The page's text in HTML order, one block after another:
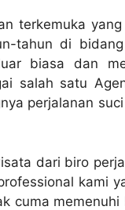
terkemuka
tahun di
biasa dan
salah satu
perjalanan
dari biro
kami
cuma